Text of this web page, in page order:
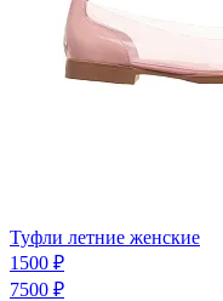
Туфли летние женские
1500 ₽
7500 ₽